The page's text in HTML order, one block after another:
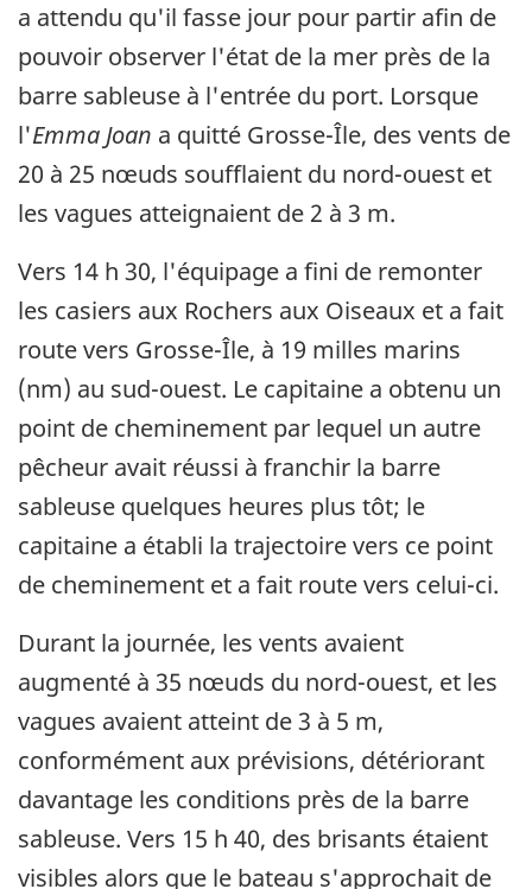
a attendu qu'il fasse jour pour partir afin de
pouvoir observer l'état de la mer près de la
barre sableuse à l'entrée du port. Lorsque
l'Emma Joan a quitté Grosse-Île, des vents de
20 à 25 nœuds soufflaient du nord-ouest et
les vagues atteignaient de 2 à 3 m.
Vers 14 h 30, l'équipage a fini de remonter
les casiers aux Rochers aux Oiseaux et a fait
route vers Grosse-Île, à 19 milles marins
(nm) au sud-ouest. Le capitaine a obtenu un
point de cheminement par lequel un autre
pêcheur avait réussi à franchir la barre
sableuse quelques heures plus tôt; le
capitaine a établi la trajectoire vers ce point
de cheminement et a fait route vers celui-ci.
Durant la journée, les vents avaient
augmenté à 35 nœuds du nord-ouest, et les
vagues avaient atteint de 3 à 5 m,
conformément aux prévisions, détériorant
davantage les conditions près de la barre
sableuse. Vers 15 h 40, des brisants étaient
visibles alors que le bateau s'approchait de